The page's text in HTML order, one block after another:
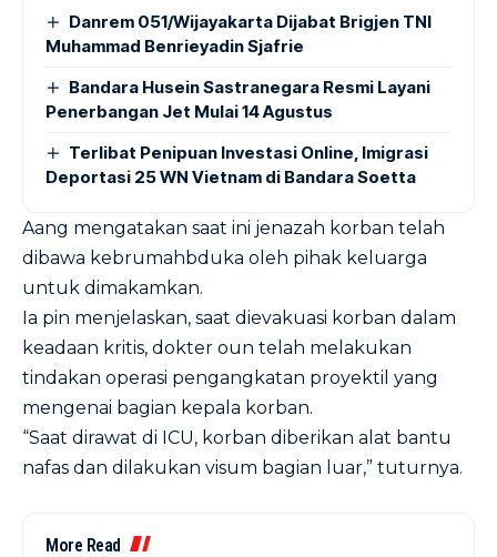
Danrem 051/Wijayakarta Dijabat Brigjen TNI
Muhammad Benrieyadin Sjafrie
Bandara Husein Sastranegara Resmi Layani
Penerbangan Jet Mulai 14 Agustus
Terlibat Penipuan Investasi Online, Imigrasi
Deportasi 25 WN Vietnam di Bandara Soetta
Aang mengatakan saat ini jenazah korban telah
dibawa kebrumahbduka oleh pihak keluarga
untuk dimakamkan.
Ia pin menjelaskan, saat dievakuasi korban dalam
keadaan kritis, dokter oun telah melakukan
tindakan operasi pengangkatan proyektil yang
mengenai bagian kepala korban.
“Saat dirawat di ICU, korban diberikan alat bantu
nafas dan dilakukan visum bagian luar,” tuturnya.
More Read